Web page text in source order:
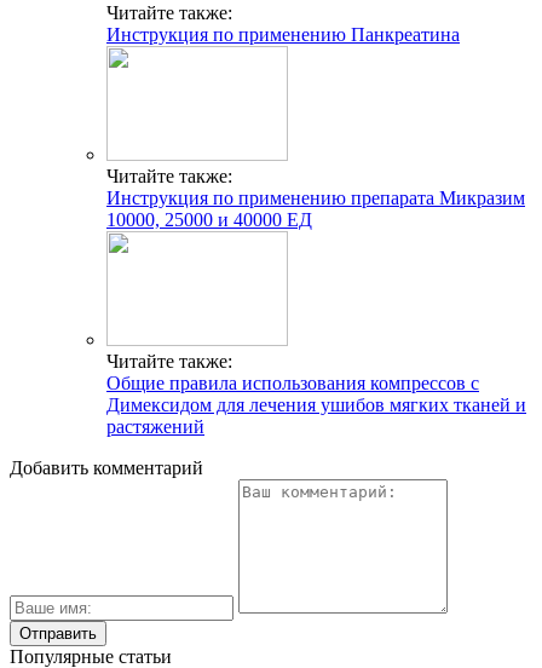
Читайте также:
Инструкция по применению Панкреатина
Читайте также:
Инструкция по применению препарата Микразим
10000, 25000 и 40000 ЕД
Читайте также:
Общие правила использования компрессов с
Димексидом для лечения ушибов мягких тканей и
растяжений
Добавить комментарий
Популярные статьи